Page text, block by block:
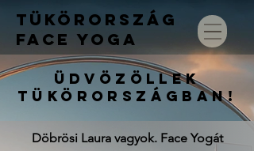
TÜKÖRORSZÁG
FACE YOGA
Üdvözöllek
Tükörországban!
Döbrösi Laura vagyok. Face Yogát